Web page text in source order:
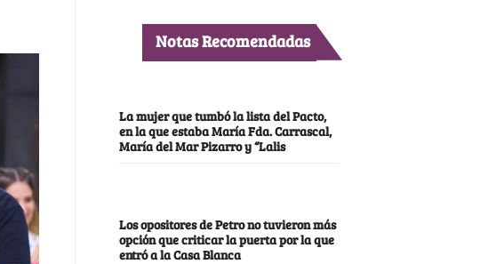
Notas Recomendadas
La mujer que tumbó la lista del Pacto,
en la que estaba María Fda. Carrascal,
María del Mar Pizarro y “Lalis
Los opositores de Petro no tuvieron más
opción que criticar la puerta por la que
entró a la Casa Blanca